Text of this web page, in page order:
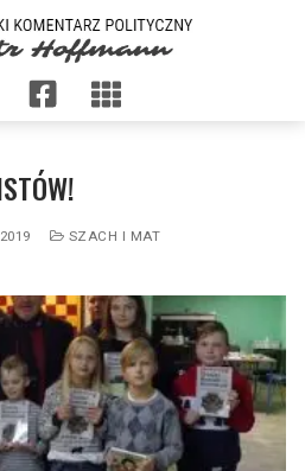
SZACH I MAT